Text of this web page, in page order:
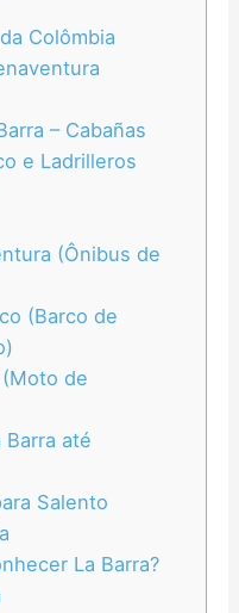
Colômbia
– Cabañas
e Ladrilleros
(Ônibus de
(Barco de
de
Barra até
Salento
La Barra?